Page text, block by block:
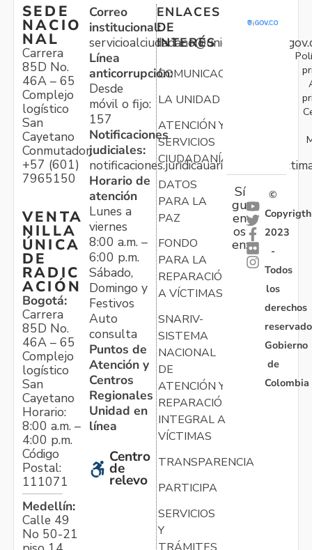
SEDE
NACIO
NAL
Carrera
85D No.
46A – 65
Complejo
logístico
San
Cayetano
Conmutador:
+57 (601)
7965150
VENTA
NILLA
ÚNICA
DE
RADIC
ACIÓN
Bogotá:
Carrera
85D No.
46A – 65
Complejo
logístico
San
Cayetano
Horario:
8:00 a.m. –
4:00 p.m.
Código
Postal:
111071
Medellín:
Calle 49
No 50-21
Correo
institucional:
Línea
anticorrupción:
Desde
móvil o fijo:
157
Notificaciones
judiciales:
Horario de
atención
Lunes a
viernes
8:00 a.m. –
6:00 p.m.
Sábado,
Domingo y
Festivos
Auto
consulta
Puntos de
Atención y
Centros
Regionales
Unidad en
línea
Centro
de
relevo
ENLACES
DE
INTERÉS
COMUNICACIONES
LA UNIDAD
ATENCIÓN Y
SERVICIOS
CIUDADANÍA
DATOS
PARA LA
PAZ
FONDO
PARA LA
REPARACIÓN
A VÍCTIMAS
SNARIV-
SISTEMA
NACIONAL
DE
ATENCIÓN Y
REPARACIÓN
INTEGRAL A
VÍCTIMAS
TRANSPARENCIA
PARTICIPA
SERVICIOS
Y
Sí
gu
en
os
en:
©
Copyrigth
2023
-
Todos
los
derechos
Gobierno
de
Colombia